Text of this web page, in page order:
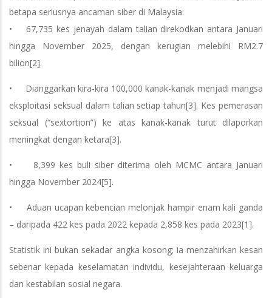
betapa seriusnya ancaman siber di Malaysia:
• 67,735 kes jenayah dalam talian direkodkan antara Januari
hingga November 2025, dengan kerugian melebihi RM2.7
bilion[2].
• Dianggarkan kira-kira 100,000 kanak-kanak menjadi mangsa
eksploitasi seksual dalam talian setiap tahun[3]. Kes pemerasan
seksual (“sextortion”) ke atas kanak-kanak turut dilaporkan
meningkat dengan ketara[3].
• 8,399 kes buli siber diterima oleh MCMC antara Januari
hingga November 2024[5].
• Aduan ucapan kebencian melonjak hampir enam kali ganda
– daripada 422 kes pada 2022 kepada 2,858 kes pada 2023[1].
Statistik ini bukan sekadar angka kosong; ia menzahirkan kesan
sebenar kepada keselamatan individu, kesejahteraan keluarga
dan kestabilan sosial negara.